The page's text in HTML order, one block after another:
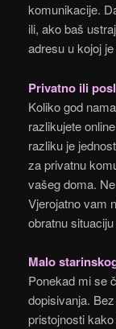
komunikacije.
ili, ako baš
adresu u kojoj
Privatno ili
Koliko god
razlikujete
razliku je
za privatnu
vašeg doma.
Vjerojatno vam
obratnu
Malo
Ponekad mi se
dopisivanja.
pristojnosti